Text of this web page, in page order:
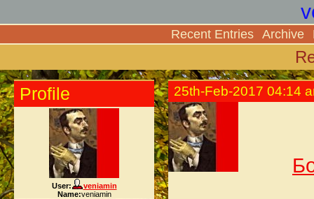
Recent Entries Archive
Profile
User:
veniamin
Name:veniamin
25th-Feb-2017 04:14